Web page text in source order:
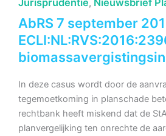
Jurisprudentie, Nieuwsbrief
AbRS 7 september
In deze casus wordt door de
tegemoetkoming in planschade
rechtbank heeft miskend dat de
planvergelijking ten onrechte de